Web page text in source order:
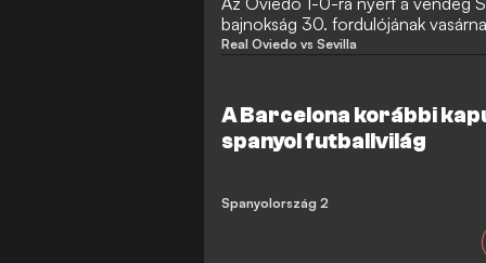
bajnokság 30. fordulójának
nagy menekülésbe kezdett,
Real Oviedo vs Sevilla
A Barcelona korábbi
spanyol futballvilág
Spanyolország 2